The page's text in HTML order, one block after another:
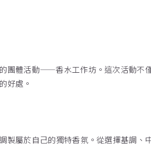
團體活動——香水工作坊。這次活動不
好處。
製屬於自己的獨特香氛。從選擇基調